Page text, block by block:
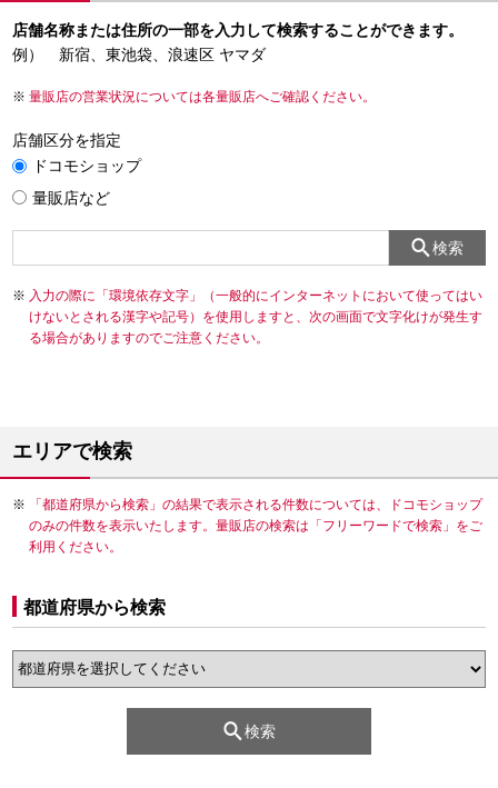
店舗名称または住所の一部を入力して検索することができます。
例） 新宿、東池袋、浪速区 ヤマダ
量販店の営業状況については各量販店へご確認ください。
店舗区分を指定
ドコモショップ
量販店など
検索
入力の際に「環境依存文字」（一般的にインターネットにおいて使ってはい
けないとされる漢字や記号）を使用しますと、次の画面で文字化けが発生す
る場合がありますのでご注意ください。
エリアで検索
「都道府県から検索」の結果で表示される件数については、ドコモショップ
のみの件数を表示いたします。量販店の検索は「フリーワードで検索」をご
利用ください。
都道府県から検索
検索